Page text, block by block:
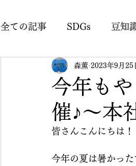
全ての記事 SDGs 豆知
森薫広報部のお知らせ
今年も
催♪～本
森薫 2023年9月25
皆さんこんにちは！
今年の夏は暑かっ